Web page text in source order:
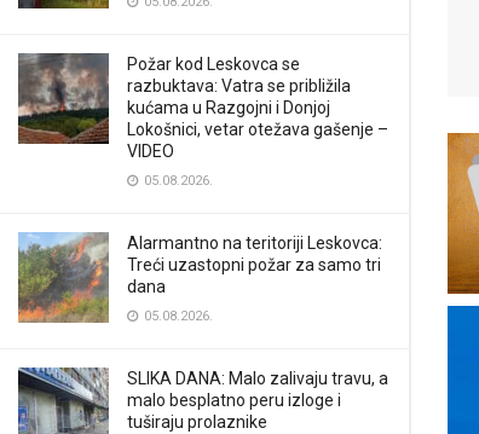
Požar kod Leskovca se
razbuktava: Vatra se približila
kućama u Razgojni i Donjoj
Lokošnici, vetar otežava gašenje –
VIDEO
05.08.2026.
Alarmantno na teritoriji Leskovca:
Treći uzastopni požar za samo tri
dana
05.08.2026.
SLIKA DANA: Malo zalivaju travu, a
malo besplatno peru izloge i
tuširaju prolaznike